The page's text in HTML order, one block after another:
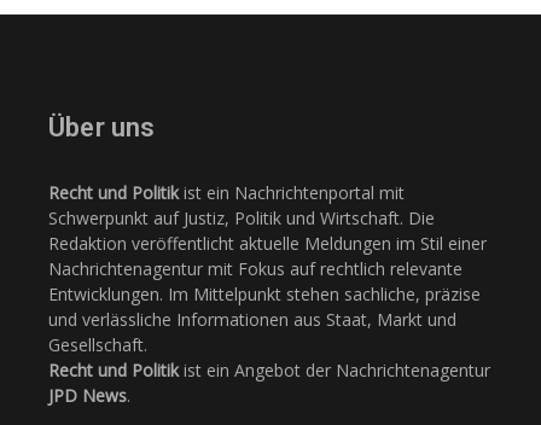
Über uns
Recht und Politikist ein Nachrichtenportal mit
Schwerpunkt auf Justiz, Politik und Wirtschaft. Die
Redaktion veröffentlicht aktuelle Meldungen im Stil einer
Nachrichtenagentur mit Fokus auf rechtlich relevante
Entwicklungen. Im Mittelpunkt stehen sachliche, präzise
und verlässliche Informationen aus Staat, Markt und
Gesellschaft.
Recht und Politikist ein Angebot der Nachrichtenagentur
JPD News.